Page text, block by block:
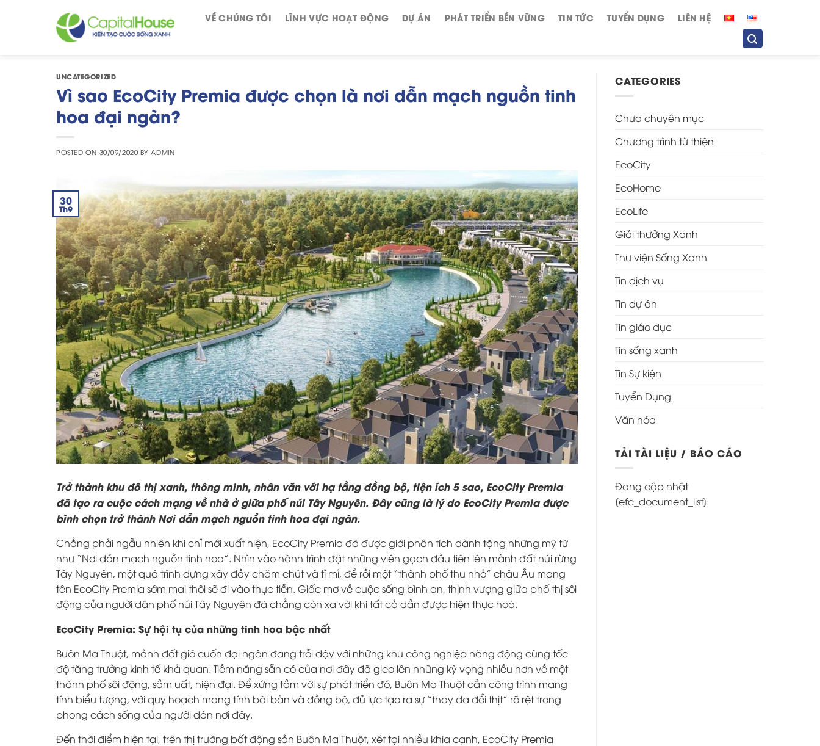
VỀ CHÚNG TÔI LĨNH VỰC HOẠT ĐỘNG DỰ ÁN PHÁT TRIỂN BỀN VỮNG TIN TỨC TUYỂN DỤNG LIÊN HỆ
UNCATEGORIZED
Vì sao EcoCity Premia được chọn là nơi dẫn mạch nguồn tinh
hoa đại ngàn?
POSTED ON 30/09/2020 BY ADMIN
30
Th9
Trở thành khu đô thị xanh, thông minh, nhân văn với hạ tầng đồng bộ, tiện ích 5 sao, EcoCity Premia
đã tạo ra cuộc cách mạng về nhà ở giữa phố núi Tây Nguyên. Đây cũng là lý do EcoCity Premia được
bình chọn trở thành Nơi dẫn mạch nguồn tinh hoa đại ngàn.
Chẳng phải ngẫu nhiên khi chỉ mới xuất hiện, EcoCity Premia đã được giới phân tích dành tặng những mỹ từ
như “Nơi dẫn mạch nguồn tinh hoa”. Nhìn vào hành trình đặt những viên gạch đầu tiên lên mảnh đất núi rừng
Tây Nguyên, một quá trình dựng xây đầy chăm chút và tỉ mỉ, để rồi một “thành phố thu nhỏ” châu Âu mang
tên EcoCity Premia sớm mai thôi sẽ đi vào thực tiễn. Giấc mơ về cuộc sống bình an, thịnh vượng giữa phố thị sôi
động của người dân phố núi Tây Nguyên đã chẳng còn xa vời khi tất cả dần được hiện thực hoá.
EcoCity Premia: Sự hội tụ của những tinh hoa bậc nhất
Buôn Ma Thuột, mảnh đất gió cuốn đại ngàn đang trỗi dậy với những khu công nghiệp năng động cùng tốc
độ tăng trưởng kinh tế khả quan. Tiềm năng sẵn có của nơi đây đã gieo lên những kỳ vọng nhiều hơn về một
thành phố sôi động, sầm uất, hiện đại. Để xứng tầm với sự phát triển đó, Buôn Ma Thuột cần công trình mang
tính biểu tượng, với quy hoạch mang tính bài bản và đồng bộ, đủ lực tạo ra sự “thay da đổi thịt” rõ rệt trong
phong cách sống của người dân nơi đây.
Đến thời điểm hiện tại, trên thị trường bất động sản Buôn Ma Thuột, xét tại nhiều khía cạnh, EcoCity Premia
CATEGORIES
Chưa chuyên mục
Chương trình từ thiện
EcoCity
EcoHome
EcoLife
Giải thưởng Xanh
Thư viện Sống Xanh
Tin dịch vụ
Tin dự án
Tin giáo dục
Tin sống xanh
Tin Sự kiện
Tuyển Dụng
Văn hóa
TẢI TÀI LIỆU / BÁO CÁO
Đang cập nhật
[efc_document_list]